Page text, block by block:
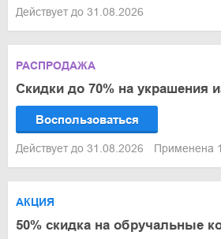
Действует до 31.08.2026
РАСПРОДАЖА
Скидки до 70% на украшения
Воспользоваться
Действует до 31.08.2026 Применена
АКЦИЯ
50% скидка на обручальные